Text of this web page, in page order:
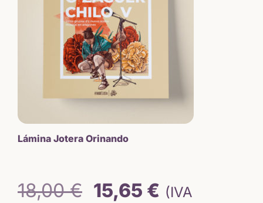
Lámina Jotera Orinando
18,00€ El
15,65 € El
(IVA